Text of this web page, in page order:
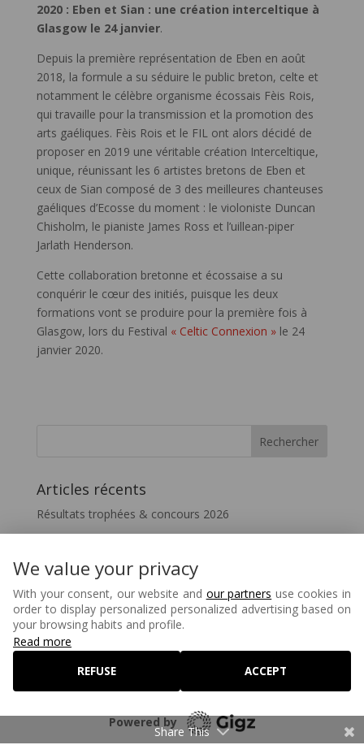
2020 : Eben et Sian : une création interceltique à
Glasgow le 24 janvier.
Depuis la première représentation de Eben en août
2018, la formule a su séduire le public breton, celte et
notamment le célèbre organisme écossais Fèis Rois,
qui travaille pour la transmission et la promotion des
arts gaéliques. Fèis Rois et le FIL ont alors décidé de
proposer en 2019 une véritable création Interceltique,
unique, réunissant les 6 artistes bretons de Eben et
ceux de Sian composé de 3 des meilleures chanteuses
gaéliques d’Ecosse du moment : le violoniste Duncan
Chisholm, le pianiste James Ross et l’uillean-piper
Jarlath Henderson.
Cette collaboration bretonne et écossaise a su
conquérir le cœur des initiés, puisque les deux
formations vont se produire pour la première fois à
Glasgow, lors du Festival « Celtic Connexion » le 24
janvier 2020.
Articles récents
Résultats trophées & concours 2026
Vivez le FIL – InterceltiqueTV 2026
Festicelte 2026 – Le Quotidien du FIL
Disparition de Melaine Favennec
Matons – 80 ans
©2026 Festival Interceltique de Lorient - Réalisé par
-Mentions légales
Politique de confidentialité-Politique Cookies
Share This
We value your privacy
With your consent, our website and our partners use cookies in
order to display personalized personalized advertising based on
your browsing habits and profile.
Read more
REFUSE ACCEPT
Powered by